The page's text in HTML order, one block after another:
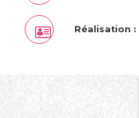
Réalisation :